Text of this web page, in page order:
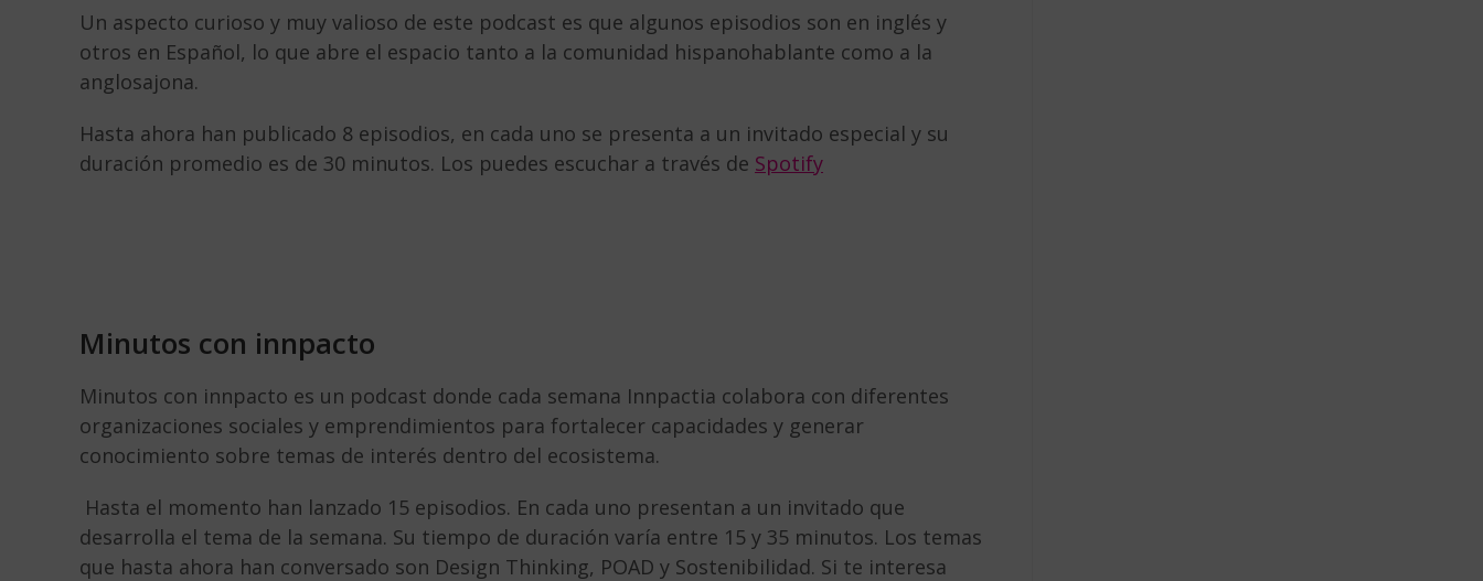
Un aspecto curioso y muy valioso de este podcast es que algunos episodios son en inglés y
otros en Español, lo que abre el espacio tanto a la comunidad hispanohablante como a la
anglosajona.
Hasta ahora han publicado 8 episodios, en cada uno se presenta a un invitado especial y su
duración promedio es de 30 minutos. Los puedes escuchar a través de Spotify
Minutos con innpacto
Minutos con innpacto es un podcast donde cada semana Innpactia colabora con diferentes
organizaciones sociales y emprendimientos para fortalecer capacidades y generar
conocimiento sobre temas de interés dentro del ecosistema.
Hasta el momento han lanzado 15 episodios. En cada uno presentan a un invitado que
desarrolla el tema de la semana. Su tiempo de duración varía entre 15 y 35 minutos. Los temas
que hasta ahora han conversado son Design Thinking, POAD y Sostenibilidad. Si te interesa